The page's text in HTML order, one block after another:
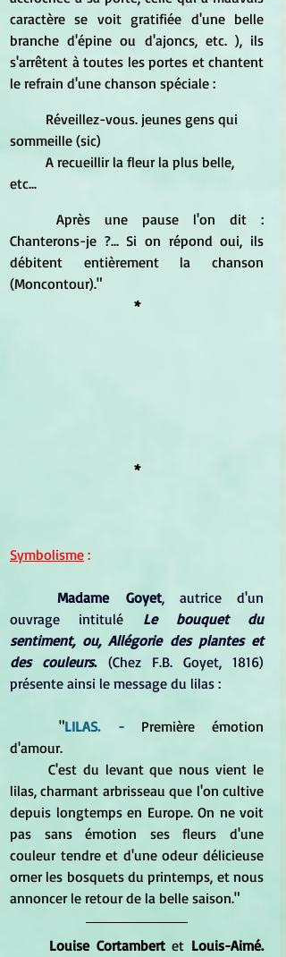
caractère se voit gratifiée d'une belle
branche d'épine ou d'ajoncs, etc. ), ils
s'arrêtent à toutes les portes et chantent
le refrain d'une chanson spéciale :
sommeille (sic)
etc...
Chanterons-je ?... Si on répond oui, ils
débitent entièrement la chanson
(Moncontour)."
*
*
Symbolisme :
Madame Goyet, autrice d'un
ouvrage intitulé Le bouquet du
sentiment, ou, Allégorie des plantes et
des couleurs. (Chez F.B. Goyet, 1816)
présente ainsi le message du lilas :
	"
LILAS. - Première émotion
d'amour.
lilas, charmant arbrisseau que l'on cultive
depuis longtemps en Europe. On ne voit
pas sans émotion ses fleurs d'une
couleur tendre et d'une odeur délicieuse
orner les bosquets du printemps, et nous
annoncer le retour de la belle saison."
Louise Cortambert et Louis-Aimé.